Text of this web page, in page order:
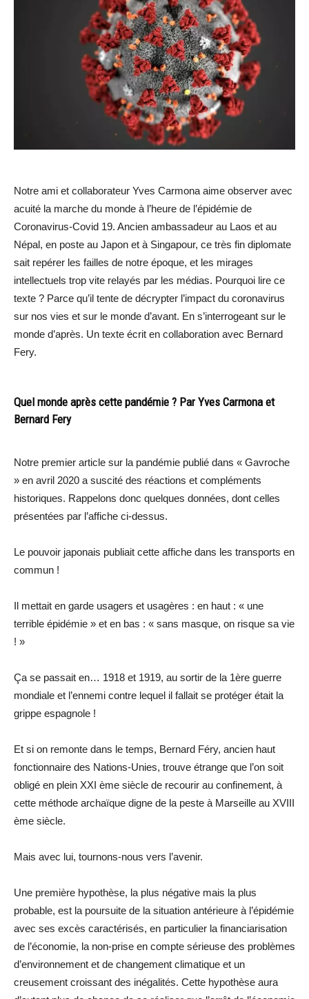
Notre ami et collaborateur Yves Carmona aime observer avec
acuité la marche du monde à l’heure de l’épidémie de
Coronavirus-Covid 19. Ancien ambassadeur au Laos et au
Népal, en poste au Japon et à Singapour, ce très fin diplomate
sait repérer les failles de notre époque, et les mirages
intellectuels trop vite relayés par les médias. Pourquoi lire ce
texte ? Parce qu’il tente de décrypter l’impact du coronavirus
sur nos vies et sur le monde d’avant. En s’interrogeant sur le
monde d’après. Un texte écrit en collaboration avec Bernard
Fery.
Quel monde après cette pandémie ? Par Yves Carmona et
Bernard Fery
Notre premier article sur la pandémie publié dans « Gavroche
» en avril 2020 a suscité des réactions et compléments
historiques. Rappelons donc quelques données, dont celles
présentées par l’affiche ci-dessus.
Le pouvoir japonais publiait cette affiche dans les transports en
commun !
Il mettait en garde usagers et usagères : en haut : « une
terrible épidémie » et en bas : « sans masque, on risque sa vie
! »
Ça se passait en… 1918 et 1919, au sortir de la 1ère guerre
mondiale et l’ennemi contre lequel il fallait se protéger était la
grippe espagnole !
Et si on remonte dans le temps, Bernard Féry, ancien haut
fonctionnaire des Nations-Unies, trouve étrange que l’on soit
obligé en plein XXI ème siècle de recourir au confinement, à
cette méthode archaïque digne de la peste à Marseille au XVIII
ème siècle.
Mais avec lui, tournons-nous vers l’avenir.
Une première hypothèse, la plus négative mais la plus
probable, est la poursuite de la situation antérieure à l’épidémie
avec ses excès caractérisés, en particulier la financiarisation
de l’économie, la non-prise en compte sérieuse des problèmes
d’environnement et de changement climatique et un
creusement croissant des inégalités. Cette hypothèse aura